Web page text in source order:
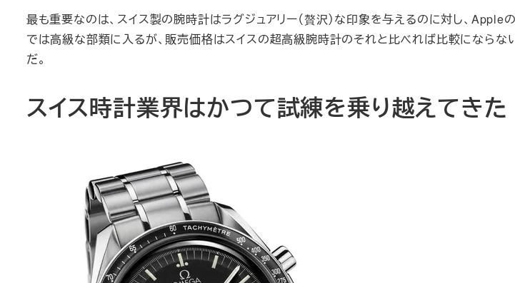
最も重要なのは、スイス製の腕時計はラグジュアリー（贅沢）な印象を与えるのに対し、Apple
では高級な部類に入るが、販売価格はスイスの超高級腕時計のそれと比べれば比較にならな
だ。
スイス時計業界はかつて試練を乗り越えてきた